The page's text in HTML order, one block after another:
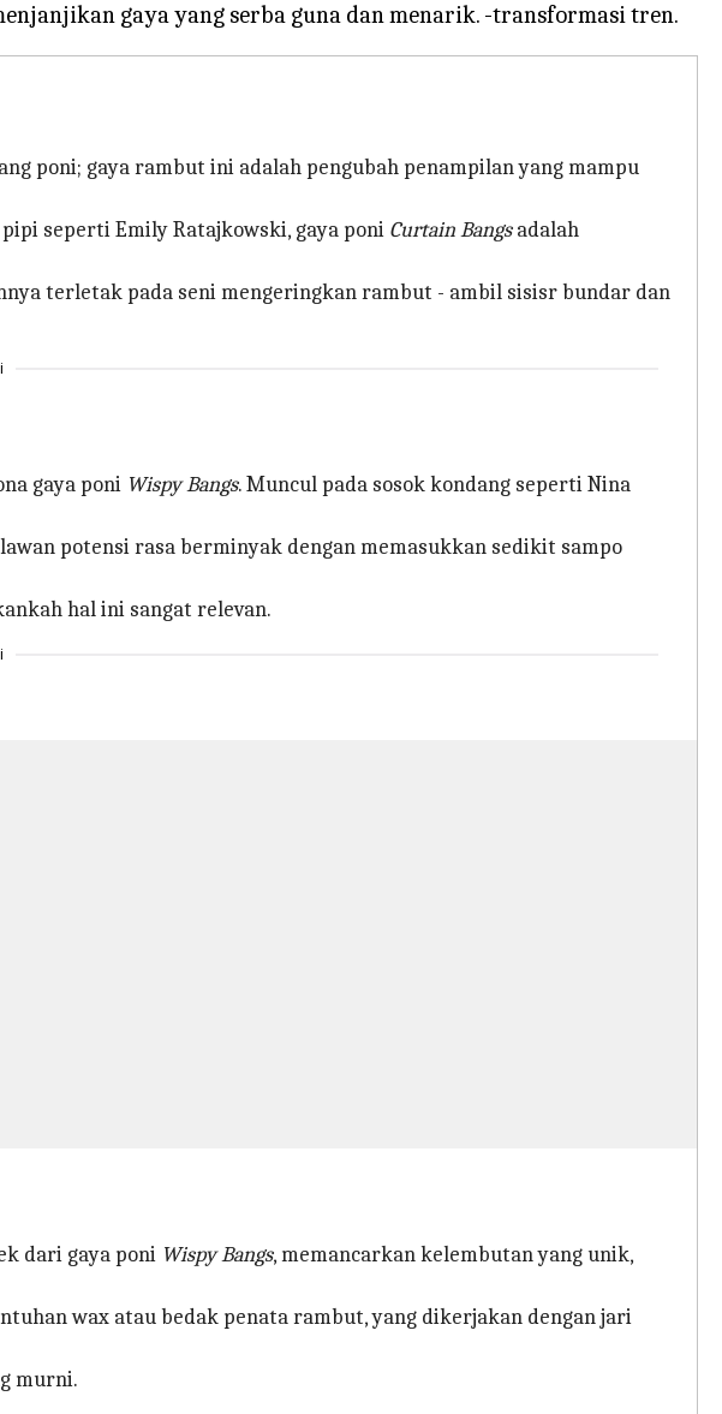
poni; gaya rambut ini adalah pengubah penampilan yang mampu
seperti Emily Ratajkowski, gaya poni Curtain Bangsadalah
terletak pada seni mengeringkan rambut - ambil sisisr bundar dan
gaya poni Wispy Bangs. Muncul pada sosok kondang seperti Nina
potensi rasa berminyak dengan memasukkan sedikit sampo
hal ini sangat relevan.
dari gaya poni Wispy Bangs, memancarkan kelembutan yang unik,
wax atau bedak penata rambut, yang dikerjakan dengan jari
murni.